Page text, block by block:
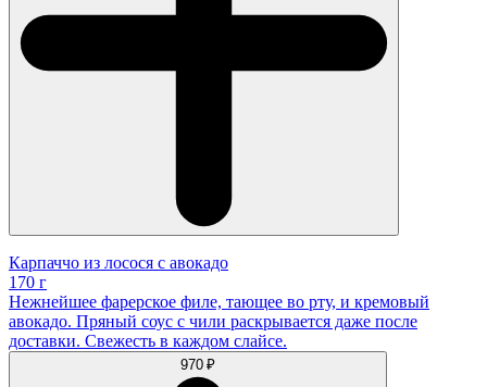
Карпаччо из лосося с авокадо
170 г
Нежнейшее фарерское филе, тающее во рту, и кремовый
авокадо. Пряный соус с чили раскрывается даже после
доставки. Свежесть в каждом слайсе.
970 ₽